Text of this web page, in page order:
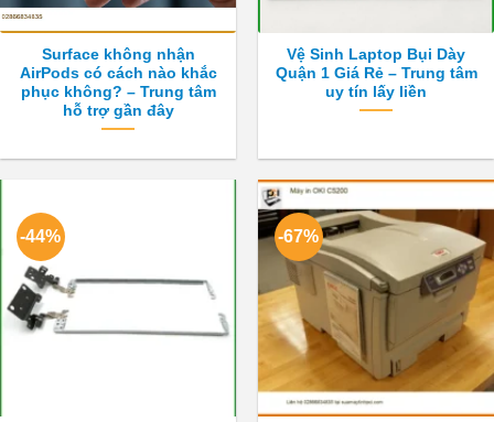
Surface không nhận
AirPods có cách nào khắc
phục không? – Trung tâm
hỗ trợ gần đây
Vệ Sinh Laptop Bụi Dày
Quận 1 Giá Rẻ – Trung tâm
uy tín lấy liền
-44% -67%